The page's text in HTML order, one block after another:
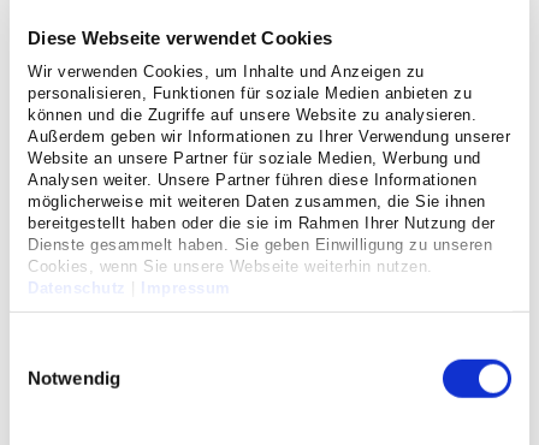
Diese Webseite verwendet Cookies
Wir verwenden Cookies, um Inhalte und Anzeigen zu
personalisieren, Funktionen für soziale Medien anbieten zu
können und die Zugriffe auf unsere Website zu analysieren.
Außerdem geben wir Informationen zu Ihrer Verwendung unserer
Website an unsere Partner für soziale Medien, Werbung und
Analysen weiter. Unsere Partner führen diese Informationen
möglicherweise mit weiteren Daten zusammen, die Sie ihnen
bereitgestellt haben oder die sie im Rahmen Ihrer Nutzung der
Dienste gesammelt haben. Sie geben Einwilligung zu unseren
Cookies, wenn Sie unsere Webseite weiterhin nutzen.
Datenschutz
Impressum
Notwendig
Impressum
Veranstaltung